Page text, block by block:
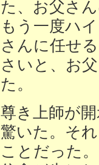
た、お父さ
もう一度ハ
さんに任せ
さいと、お
た。
尊き上師が
驚いた。そ
ことだった